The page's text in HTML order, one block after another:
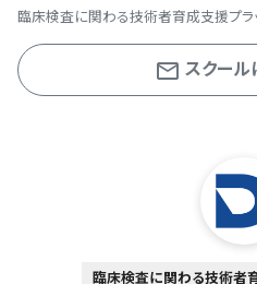
臨床検査に関わる技術者育成支援プラ
スクール
臨床検査に関わる技術者